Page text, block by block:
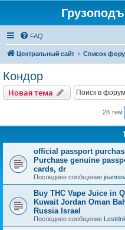
FAQ
Центральный сайт Список
Кондор
Новая тема
28 тем
official passport
Purchase genuine
cards, dr
Последнее сообщение
Buy THC Vape Juice in
Kuwait Jordan Oman
Russia Israel
Последнее сообщение